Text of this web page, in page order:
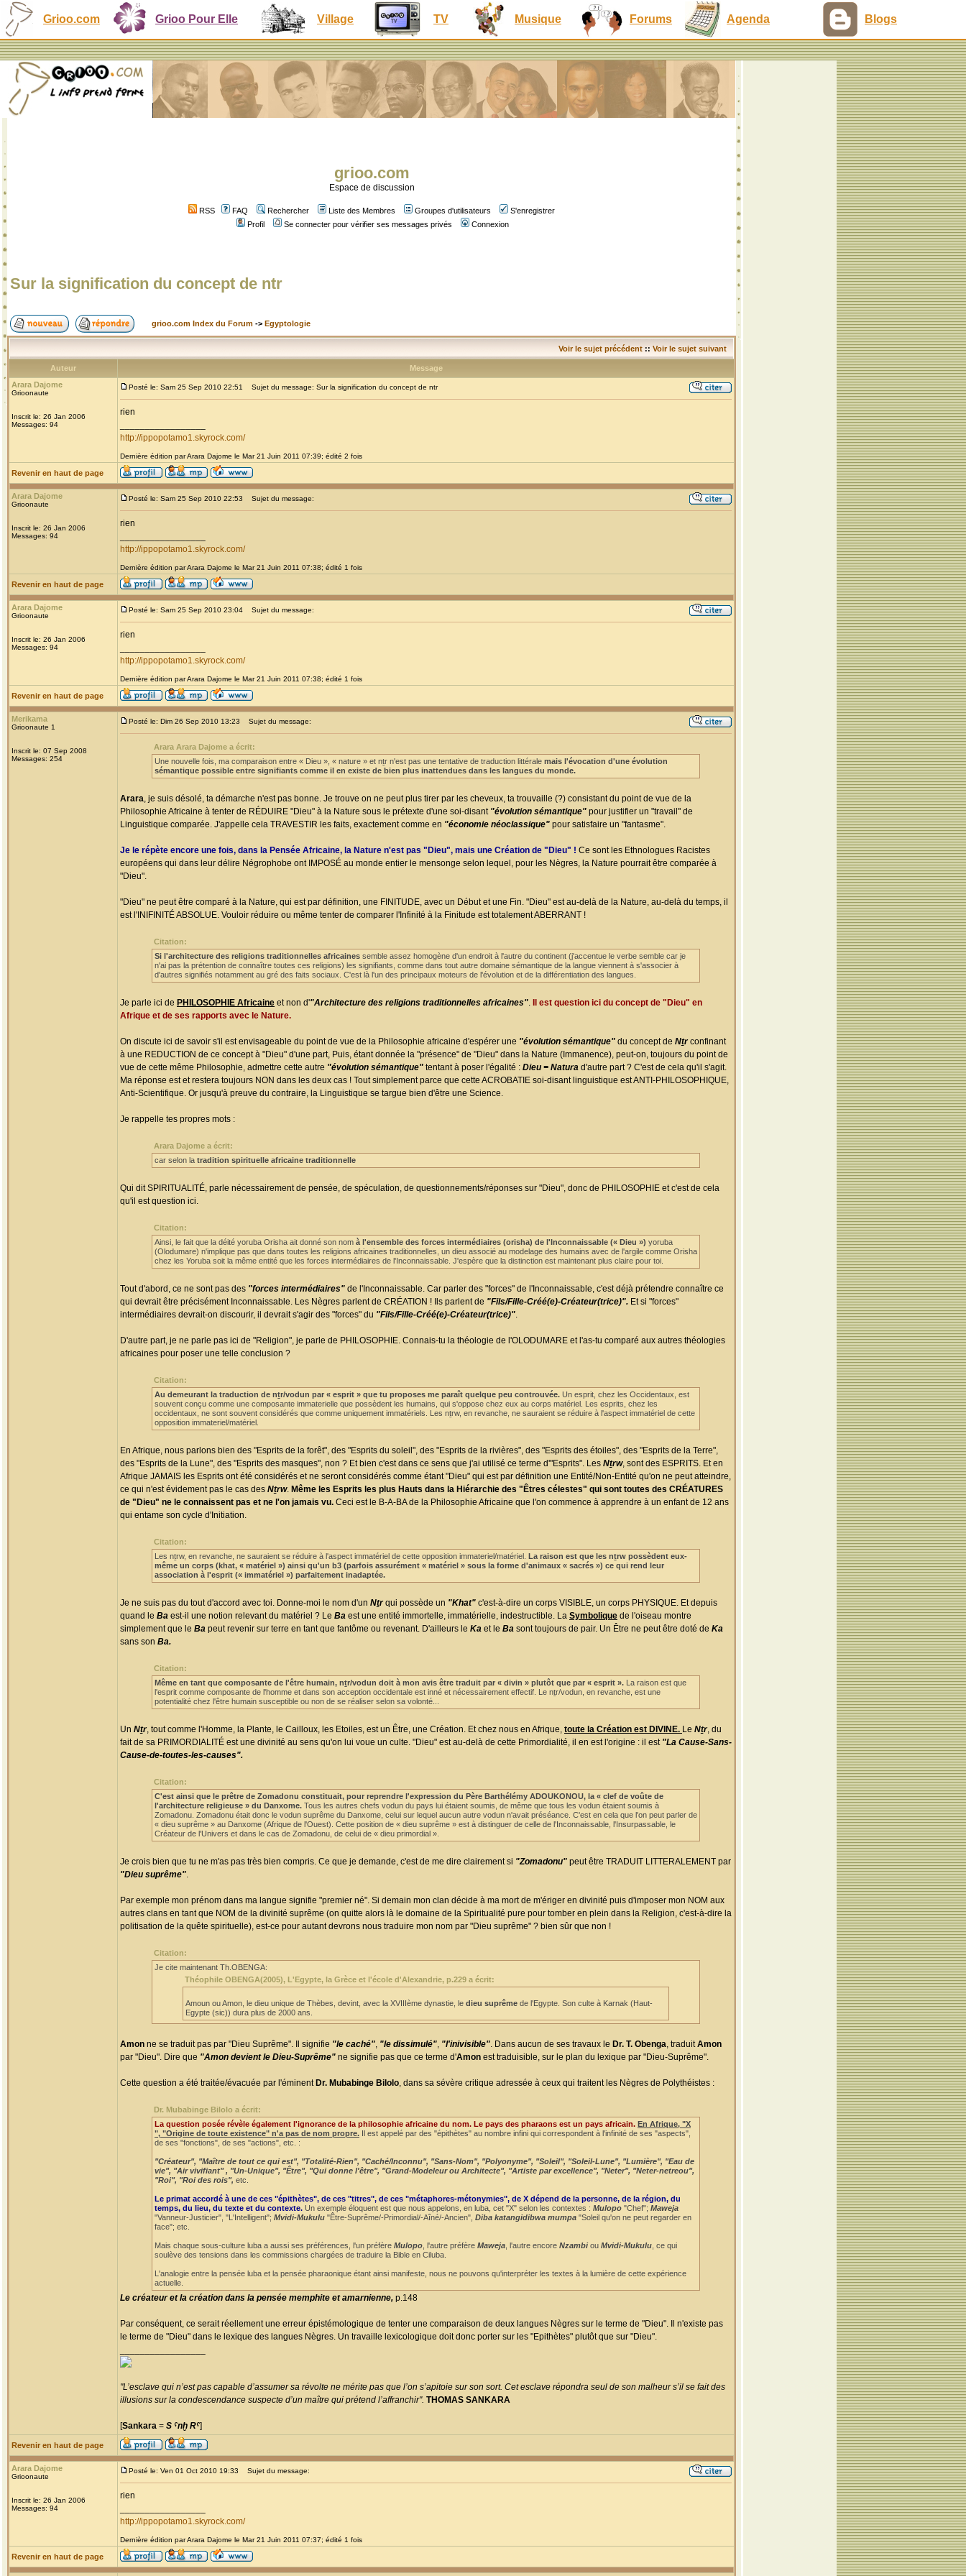
Grioo.com Grioo Pour Elle Village TV Musique Forums Agenda Blogs
grioo.com
Espace de discussion
RSS FAQ Rechercher Liste des Membres Groupes d'utilisateurs
S'enregistrer
Profil
Se connecter pour vérifier ses messages privés Connexion
Sur la signification du concept de ntr
grioo.com Index du Forum -> Egyptologie
Voir le sujet précédent :: Voir le sujet suivant
Auteur
Message
Arara Dajome
Grioonaute
Inscrit le: 26 Jan 2006
Messages: 94
Posté le: Sam 25 Sep 2010 22:51 Sujet du message: Sur la signification du concept de ntr
rien
http://ippopotamo1.skyrock.com/
Dernière édition par Arara Dajome le Mar 21 Juin 2011 07:39; édité 2 fois
Revenir en haut de page
Arara Dajome
Grioonaute
Inscrit le: 26 Jan 2006
Messages: 94
Posté le: Sam 25 Sep 2010 22:53 Sujet du message:
rien
http://ippopotamo1.skyrock.com/
Dernière édition par Arara Dajome le Mar 21 Juin 2011 07:38; édité 1 fois
Revenir en haut de page
Arara Dajome
Grioonaute
Inscrit le: 26 Jan 2006
Messages: 94
Posté le: Sam 25 Sep 2010 23:04 Sujet du message:
rien
http://ippopotamo1.skyrock.com/
Dernière édition par Arara Dajome le Mar 21 Juin 2011 07:38; édité 1 fois
Revenir en haut de page
Merikama
Grioonaute 1
Inscrit le: 07 Sep 2008
Messages: 254
Posté le: Dim 26 Sep 2010 13:23 Sujet du message:
Arara Arara Dajome a écrit:
Une nouvelle fois, ma comparaison entre « Dieu », « nature » et nṯr n'est pas une tentative de traduction littérale mais l'évocation d'une évolution
sémantique possible entre signifiants comme il en existe de bien plus inattendues dans les langues du monde.
Arara, je suis désolé, ta démarche n'est pas bonne. Je trouve on ne peut plus tirer par les cheveux, ta trouvaille (?) consistant du point de vue de la
Philosophie Africaine à tenter de RÉDUIRE "Dieu" à la Nature sous le prétexte d'une soi-disant "évolution sémantique" pour justifier un "travail" de
Linguistique comparée. J'appelle cela TRAVESTIR les faits, exactement comme en "économie néoclassique" pour satisfaire un "fantasme".
Je le répète encore une fois, dans la Pensée Africaine, la Nature n'est pas "Dieu", mais une Création de "Dieu" ! Ce sont les Ethnologues Racistes
européens qui dans leur délire Négrophobe ont IMPOSÉ au monde entier le mensonge selon lequel, pour les Nègres, la Nature pourrait être comparée à
"Dieu".
"Dieu" ne peut être comparé à la Nature, qui est par définition, une FINITUDE, avec un Début et une Fin. "Dieu" est au-delà de la Nature, au-delà du temps, il
est l'INIFINITÉ ABSOLUE. Vouloir réduire ou même tenter de comparer l'Infinité à la Finitude est totalement ABERRANT !
Citation:
Si l'architecture des religions traditionnelles africaines semble assez homogène d'un endroit à l'autre du continent (j'accentue le verbe semble car je
n'ai pas la prétention de connaître toutes ces religions) les signifiants, comme dans tout autre domaine sémantique de la langue viennent à s'associer à
d'autres signifiés notamment au gré des faits sociaux. C'est là l'un des principaux moteurs de l'évolution et de la différentiation des langues.
Je parle ici de PHILOSOPHIE Africaine et non d'"Architecture des religions traditionnelles africaines".
Il est question ici du concept de "Dieu" en
Afrique et de ses rapports avec le Nature.
On discute ici de savoir s'il est envisageable du point de vue de la Philosophie africaine d'espérer une "évolution sémantique" du concept de Nṯrconfinant
à une REDUCTION de ce concept à "Dieu" d'une part, Puis, étant donnée la "présence" de "Dieu" dans la Nature (Immanence), peut-on, toujours du point de
vue de cette même Philosophie, admettre cette autre "évolution sémantique" tentant à poser l'égalité : Dieu = Natura d'autre part ? C'est de cela qu'il s'agit.
Ma réponse est et restera toujours NON dans les deux cas ! Tout simplement parce que cette ACROBATIE soi-disant linguistique est ANTI-PHILOSOPHIQUE,
Anti-Scientifique. Or jusqu'à preuve du contraire, la Linguistique se targue bien d'être une Science.
Je rappelle tes propres mots :
Arara Dajome a écrit:
car selon la tradition spirituelle africaine traditionnelle
Qui dit SPIRITUALITÉ, parle nécessairement de pensée, de spéculation, de questionnements/réponses sur "Dieu", donc de PHILOSOPHIE et c'est de cela
qu'il est question ici.
Citation:
Ainsi, le fait que la déité yoruba Orisha ait donné son nom à l'ensemble des forces intermédiaires (orisha) de l'Inconnaissable (« Dieu ») yoruba
(Olodumare) n'implique pas que dans toutes les religions africaines traditionnelles, un dieu associé au modelage des humains avec de l'argile comme Orisha
chez les Yoruba soit la même entité que les forces intermédiaires de l'Inconnaissable. J'espère que la distinction est maintenant plus claire pour toi.
Tout d'abord, ce ne sont pas des "forces intermédiaires" de l'Inconnaissable. Car parler des "forces" de l'Inconnaissable, c'est déjà prétendre connaître ce
qui devrait être précisément Inconnaissable. Les Nègres parlent de CRÉATION ! Ils parlent de "Fils/Fille-Créé(e)-Créateur(trice)". Et si "forces"
intermédiaires devrait-on discourir, il devrait s'agir des "forces" du "Fils/Fille-Créé(e)-Créateur(trice)".
D'autre part, je ne parle pas ici de "Religion", je parle de PHILOSOPHIE. Connais-tu la théologie de l'OLODUMARE et l'as-tu comparé aux autres théologies
africaines pour poser une telle conclusion ?
Citation:
Au demeurant la traduction de nṯr/vodun par « esprit » que tu proposes me paraît quelque peu controuvée. Un esprit, chez les Occidentaux, est
souvent conçu comme une composante immaterielle que possèdent les humains, qui s'oppose chez eux au corps matériel. Les esprits, chez les
occidentaux, ne sont souvent considérés que comme uniquement immatériels. Les nṯrw, en revanche, ne sauraient se réduire à l'aspect immatériel de cette
opposition immateriel/matériel.
En Afrique, nous parlons bien des "Esprits de la forêt", des "Esprits du soleil", des "Esprits de la rivières", des "Esprits des étoiles", des "Esprits de la Terre",
des "Esprits de la Lune", des "Esprits des masques", non ? Et bien c'est dans ce sens que j'ai utilisé ce terme d'"Esprits". Les Nṯrw, sont des ESPRITS. Et en
Afrique JAMAIS les Esprits ont été considérés et ne seront considérés comme étant "Dieu" qui est par définition une Entité/Non-Entité qu'on ne peut atteindre,
ce qui n'est évidement pas le cas des Nṯrw. Même les Esprits les plus Hauts dans la Hiérarchie des "Êtres célestes" qui sont toutes des CRÉATURES
de "Dieu" ne le connaissent pas et ne l'on jamais vu. Ceci est le B-A-BA de la Philosophie Africaine que l'on commence à apprendre à un enfant de 12 ans
qui entame son cycle d'Initiation.
Citation:
Les nṯrw, en revanche, ne sauraient se réduire à l'aspect immatériel de cette opposition immateriel/matériel. La raison est que les nṯrw possèdent eux-
même un corps (khat, « matériel ») ainsi qu'un b3 (parfois assurément « matériel » sous la forme d'animaux « sacrés ») ce qui rend leur
association à l'esprit (« immatériel ») parfaitement inadaptée.
Je ne suis pas du tout d'accord avec toi. Donne-moi le nom d'un Nṯrqui possède un "Khat" c'est-à-dire un corps VISIBLE, un corps PHYSIQUE. Et depuis
quand le Ba est-il une notion relevant du matériel ? Le Ba est une entité immortelle, immatérielle, indestructible. La Symbolique de l'oiseau montre
simplement que le Ba peut revenir sur terre en tant que fantôme ou revenant. D'ailleurs le Ka et le Ba sont toujours de pair. Un Être ne peut être doté de Ka
sans son Ba.
Citation:
Même en tant que composante de l'être humain, nṯr/vodun doit à mon avis être traduit par « divin » plutôt que par « esprit ». La raison est que
l'esprit comme composante de l'homme et dans son acception occidentale est inné et nécessairement effectif. Le nṯr/vodun, en revanche, est une
potentialité chez l'être humain susceptible ou non de se réaliser selon sa volonté...
Un Nṯr, tout comme l'Homme, la Plante, le Cailloux, les Etoiles, est un Être, une Création. Et chez nous en Afrique, toute la Création est DIVINE. Le Nṯr, du
fait de sa PRIMORDIALITÉ est une divinité au sens qu'on lui voue un culte. "Dieu" est au-delà de cette Primordialité, il en est l'origine : il est "La Cause-Sans-
Cause-de-toutes-les-causes".
Citation:
C'est ainsi que le prêtre de Zomadonu constituait, pour reprendre l'expression du Père Barthélémy ADOUKONOU, la « clef de voûte de
l'architecture religieuse » du Danxome. Tous les autres chefs vodun du pays lui étaient soumis, de même que tous les vodun étaient soumis à
Zomadonu. Zomadonu était donc le vodun suprême du Danxome, celui sur lequel aucun autre vodun n'avait préséance. C'est en cela que l'on peut parler de
« dieu suprême » au Danxome (Afrique de l'Ouest). Cette position de « dieu suprême » est à distinguer de celle de l'Inconnaissable, l'Insurpassable, le
Créateur de l'Univers et dans le cas de Zomadonu, de celui de « dieu primordial ».
Je crois bien que tu ne m'as pas très bien compris. Ce que je demande, c'est de me dire clairement si "Zomadonu" peut être TRADUIT LITTERALEMENT par
"Dieu suprême".
Par exemple mon prénom dans ma langue signifie "premier né". Si demain mon clan décide à ma mort de m'ériger en divinité puis d'imposer mon NOM aux
autres clans en tant que NOM de la divinité suprême (on quitte alors là le domaine de la Spiritualité pure pour tomber en plein dans la Religion, c'est-à-dire la
politisation de la quête spirituelle), est-ce pour autant devrons nous traduire mon nom par "Dieu suprême" ? bien sûr que non !
Citation:
Je cite maintenant Th.OBENGA:
Théophile OBENGA(2005), L'Egypte, la Grèce et l'école d'Alexandrie, p.229 a écrit:
Amoun ou Amon, le dieu unique de Thèbes, devint, avec la XVIIIème dynastie, le dieu suprême de l'Egypte. Son culte à Karnak (Haut-
Egypte (sic)) dura plus de 2000 ans.
Amon ne se traduit pas par "Dieu Suprême". Il signifie "le caché", "le dissimulé", "l'inivisible". Dans aucun de ses travaux le Dr. T. Obenga, traduitAmon
par "Dieu". Dire que "Amon devient le Dieu-Suprême" ne signifie pas que ce terme d'Amon est traduisible, sur le plan du lexique par "Dieu-Suprême".
Cette question a été traitée/évacuée par l'éminent Dr. Mubabinge Bilolo, dans sa sévère critique adressée à ceux qui traitent les Nègres de Polythéistes :
Dr. Mubabinge Bilolo a écrit:
La question posée révèle également l'ignorance de la philosophie africaine du nom. Le pays des pharaons est un pays africain. En Afrique, "X
", "Origine de toute existence" n'a pas de nom propre. Il est appelé par des "épithètes" au nombre infini qui correspondent à l'infinité de ses "aspects",
de ses "fonctions", de ses "actions", etc. :
"Créateur", "Maître de tout ce qui est", "Totalité-Rien", "Caché/Inconnu", "Sans-Nom", "Polyonyme", "Soleil", "Soleil-Lune", "Lumière", "Eau de
vie", "Air vivifiant" , "Un-Unique", "Être", "Qui donne l'être", "Grand-Modeleur ou Architecte", "Artiste par excellence", "Neter", "Neter-netreou",
"Roi", "Roi des rois", etc.
Le primat accordé à une de ces "épithètes", de ces "titres", de ces "métaphores-métonymies", de X dépend de la personne, de la région, du
temps, du lieu, du texte et du contexte. Un exemple éloquent est que nous appelons, en luba, cet "X" selon les contextes : Mulopo "Chef"; Maweja
"Vanneur-Justicier", "L'Intelligent"; Mvidi-Mukulu "Être-Suprême/-Primordial/-Aîné/-Ancien", Diba katangidibwa mumpa "Soleil qu'on ne peut regarder en
face"; etc.
Mais chaque sous-culture luba a aussi ses préférences, l'un préfère Mulopo , l'autre préfère Maweja , l'autre encore Nzambiou Mvidi-Mukulu , ce qui
soulève des tensions dans les commissions chargées de traduire la Bible en Ciluba.
L'analogie entre la pensée luba et la pensée pharaonique étant ainsi manifeste, nous ne pouvons qu'interpréter les textes à la lumière de cette expérience
actuelle.
Le créateur et la création dans la pensée memphite et amarnienne, p.148
Par conséquent, ce serait réellement une erreur épistémologique de tenter une comparaison de deux langues Nègres sur le terme de "Dieu". Il n'existe pas
le terme de "Dieu" dans le lexique des langues Nègres. Un travaille lexicologique doit donc porter sur les "Epithètes" plutôt que sur "Dieu".
"L’esclave qui n’est pas capable d’assumer sa révolte ne mérite pas que l’on s’apitoie sur son sort. Cet esclave répondra seul de son malheur s’il se fait des
illusions sur la condescendance suspecte d’un maître qui prétend l’affranchir". THOMAS SANKARA
[Sankara = S ˁnḫ Rˁ]
Revenir en haut de page
Arara Dajome
Grioonaute
Inscrit le: 26 Jan 2006
Messages: 94
Posté le: Ven 01 Oct 2010 19:33 Sujet du message:
rien
http://ippopotamo1.skyrock.com/
Dernière édition par Arara Dajome le Mar 21 Juin 2011 07:37; édité 1 fois
Revenir en haut de page